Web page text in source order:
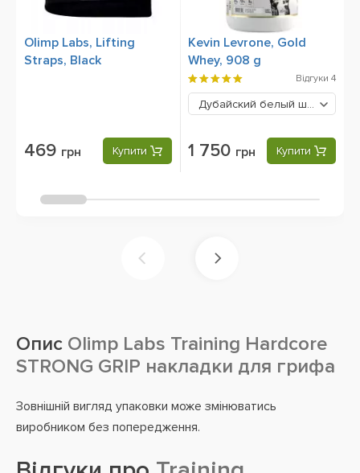
Olimp Labs, Lifting
Straps, Black
469 грн Купити
Kevin Levrone, Gold
Whey, 908 g
Відгуки 4
Дубайский белый шоколад
1 750 грн Купити
Опис Olimp Labs Training Hardcore
STRONG GRIP накладки для грифа
Зовнішній вигляд упаковки може змінюватись
виробником без попередження.